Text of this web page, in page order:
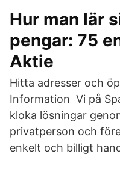
Hur man lär
pengar: 75
Aktie
Hitta adresser och
Information Vi på
kloka lösningar
privatperson och
enkelt och billigt